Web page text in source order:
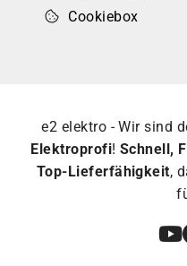
Cookiebox
e2 elektro - Wir sind
Elektroprofi! Schnell,
Top-Lieferfähigkeit,